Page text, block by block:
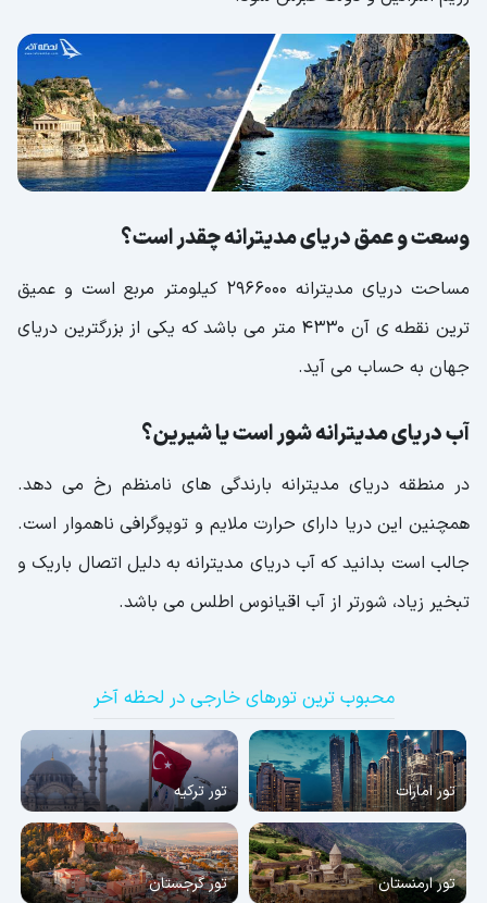
وسعت و عمق دریای مدیترانه چقدر است؟
مساحت دریای مدیترانه 2966000 کیلومتر مربع است و عمیق
ترین نقطه ی آن 4330 متر می باشد که یکی از بزرگترین دریای
جهان به حساب می آید.
آب دریای مدیترانه شور است یا شیرین؟
در منطقه دریای مدیترانه بارندگی های نامنظم رخ می دهد.
همچنین این دریا دارای حرارت ملایم و توپوگرافی ناهموار است.
جالب است بدانید که آب دریای مدیترانه به دلیل اتصال باریک و
تبخیر زیاد، شورتر از آب اقیانوس اطلس می باشد.
محبوب ترین تورهای خارجی در لحظه آخر
تور امارات تور ترکیه
تور ارمنستان تور گرجستان